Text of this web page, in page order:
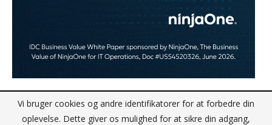
NYHEDSBREV JA TAK
Vi bruger cookies og andre identifikatorer for at forbedre din
oplevelse. Dette giver os mulighed for at sikre din adgang,